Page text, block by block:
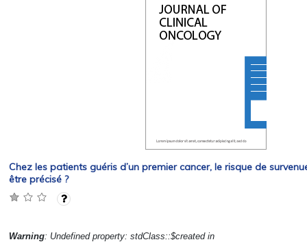
Chez les patients guéris d’un premier cancer, le risque de
être précisé ?
Warning: Undefined property: stdClass::$created in